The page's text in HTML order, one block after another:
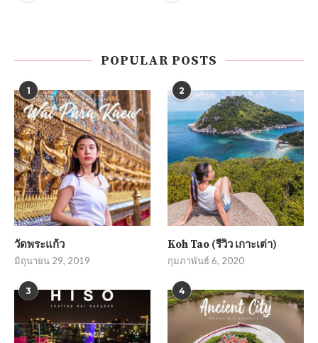
POPULAR POSTS
1
วัดพระแก้ว
มิถุนายน 29, 2019
2
Koh Tao (รีวิว เกาะเต่า)
กุมภาพันธ์ 6, 2020
3 4